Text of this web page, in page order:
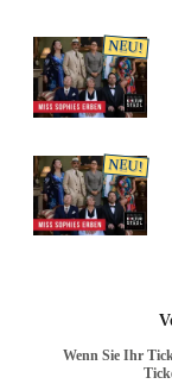
NEU!
NEU!
Wenn Sie Ihr